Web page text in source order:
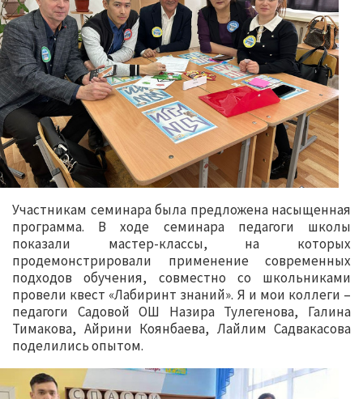
Участникам семинара была предложена насыщенная
программа. В ходе семинара педагоги школы
показали мастер-классы, на которых
продемонстрировали применение современных
подходов обучения, совместно со школьниками
провели квест «Лабиринт знаний». Я и мои коллеги –
педагоги Садовой ОШ Назира Тулегенова, Галина
Тимакова, Айрини Коянбаева, Лайлим Садвакасова
поделились опытом.